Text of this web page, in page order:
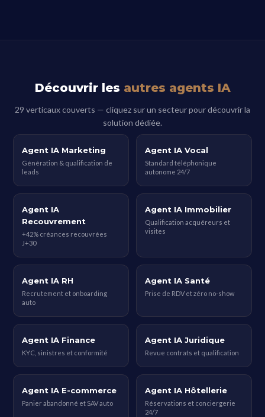
Découvrir les autres agents IA
29 verticaux couverts — cliquez sur un secteur pour découvrir la
solution dédiée.
Agent IA Marketing
Génération & qualification de
leads
Agent IA Vocal
Standard téléphonique
autonome 24/7
Agent IA
Recouvrement
+42% créances recouvrées
J+30
Agent IA Immobilier
Qualification acquéreurs et
visites
Agent IA RH
Recrutement et onboarding
auto
Agent IA Santé
Prise de RDV et zéro no-show
Agent IA Finance
KYC, sinistres et conformité
Agent IA Juridique
Revue contrats et qualification
Agent IA E-commerce
Panier abandonné et SAV auto
Agent IA Hôtellerie
Réservations et conciergerie
24/7